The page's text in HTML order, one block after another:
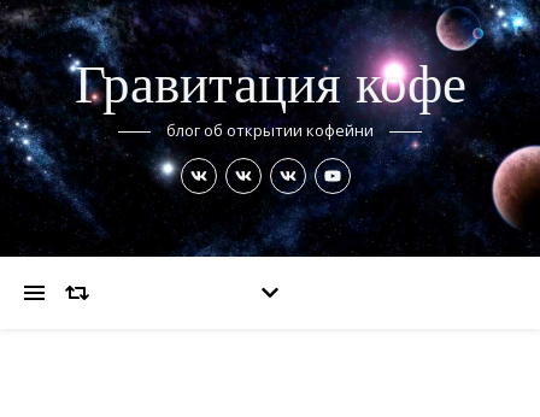
Гравитация кофе
блог об открытии кофейни